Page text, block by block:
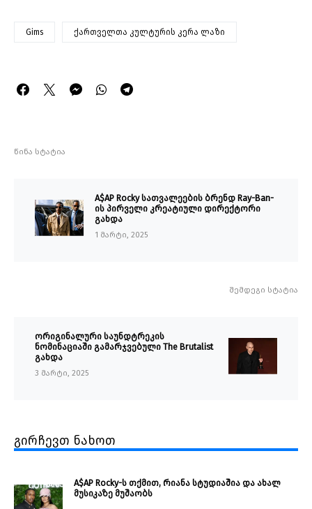
Gims ქართველთა კულტურის კერა ლაზი
წინა სტატია
A$AP Rocky სათვალეების ბრენდ Ray-Ban-
ის პირველი კრეატიული დირექტორი
გახდა
1 მარტი, 2025
შემდეგი სტატია
ორიგინალური საუნდტრეკის
ნომინაციაში გამარჯვებული The Brutalist
გახდა
3 მარტი, 2025
გირჩევთ ნახოთ
A$AP Rocky-ს თქმით, რიანა სტუდიაშია და ახალ
მუსიკაზე მუშაობს